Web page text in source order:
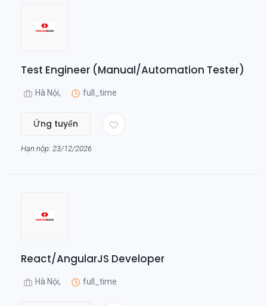
Test Engineer (Manual/Automation Tester)
Hà Nội, full_time
Ứng tuyển
Hạn nộp: 23/12/2026
React/AngularJS Developer
Hà Nội, full_time